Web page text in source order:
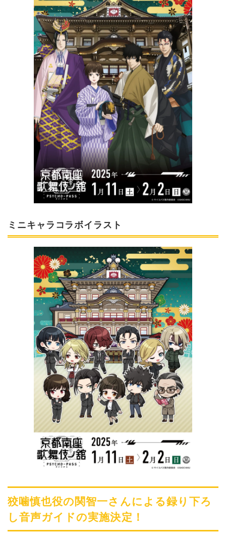
ミニキャラコラボイラスト
狡噛慎也役の関智一さんによる録り下ろ
し音声ガイドの実施決定！